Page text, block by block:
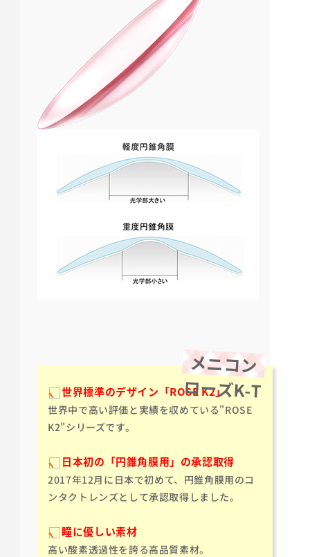
メニコン
ローズK-T
世界標準のデザイン「ROSE K2」
世界中で高い評価と実績を収めている"ROSE
K2"シリーズです。
日本初の「円錐角膜用」の承認取得
2017年12月に日本で初めて、円錐角膜用のコ
ンタクトレンズとして承認取得しました。
瞳に優しい素材
高い酸素透過性を誇る高品質素材。